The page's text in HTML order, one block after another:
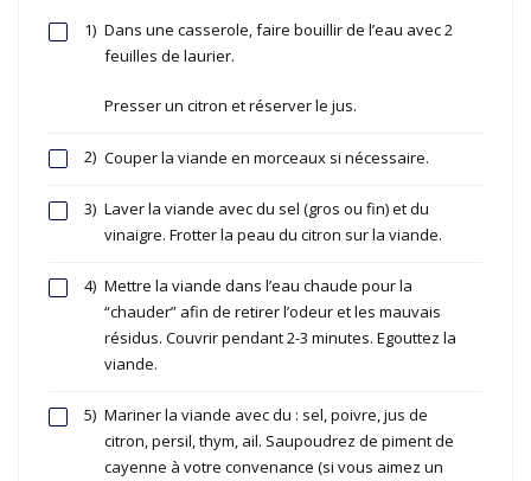
1) Dans une casserole, faire bouillir de l’eau avec 2
feuilles de laurier.
Presser un citron et réserver le jus.
2) Couper la viande en morceaux si nécessaire.
3) Laver la viande avec du sel (gros ou fin) et du
vinaigre. Frotter la peau du citron sur la viande.
4) Mettre la viande dans l’eau chaude pour la
“chauder” afin de retirer l’odeur et les mauvais
résidus. Couvrir pendant 2-3 minutes. Egouttez la
viande.
5) Mariner la viande avec du : sel, poivre, jus de
citron, persil, thym, ail. Saupoudrez de piment de
cayenne à votre convenance (si vous aimez un